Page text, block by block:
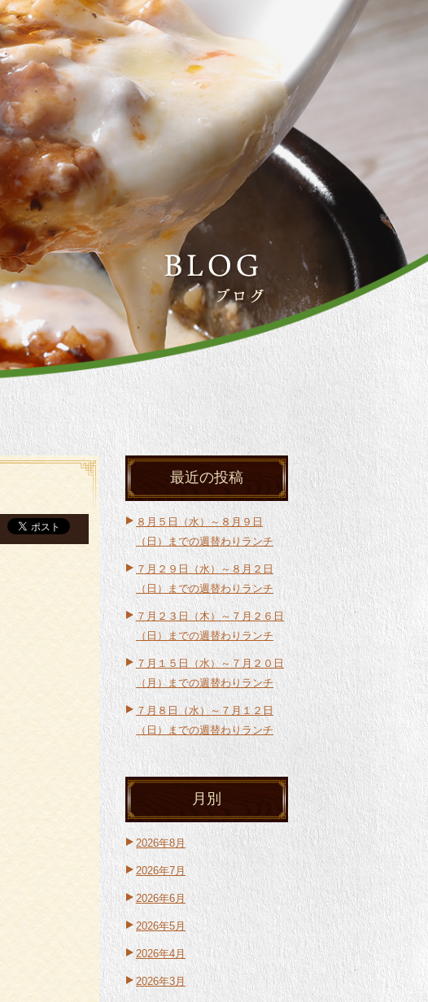
最近の投稿
８月５日（水）～８月９日
（日）までの週替わりランチ
７月２９日（水）～８月２日
（日）までの週替わりランチ
７月２３日（木）～７月２６日
（日）までの週替わりランチ
７月１５日（水）～７月２０日
（月）までの週替わりランチ
７月８日（水）～７月１２日
（日）までの週替わりランチ
月別
2026年8月
2026年7月
2026年6月
2026年5月
2026年4月
2026年3月